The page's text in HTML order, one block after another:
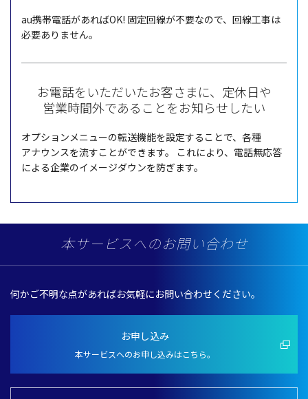
au携帯電話があればOK! 固定回線が不要なので、 回線工事は
必要ありません。
お電話をいただいたお客さまに、定休日や
営業時間外であることをお知らせしたい
オプションメニューの転送機能を設定することで、 各種
アナウンスを流すことができます。 これにより、 電話無応答
による企業のイメージダウンを防ぎます。
本サービスへのお問い合わせ
何かご不明な点があればお気軽にお問い合わせください。
お申し込み
本サービスへのお申し込みはこちら。